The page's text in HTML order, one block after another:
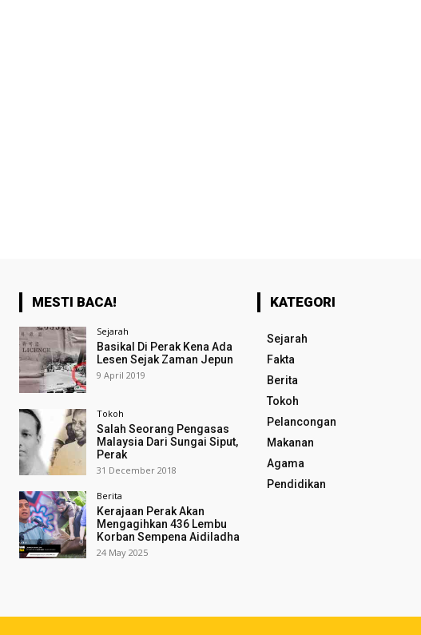
MESTI BACA!
Sejarah
Basikal Di Perak Kena Ada
Lesen Sejak Zaman Jepun
9 April 2019
Tokoh
Salah Seorang Pengasas
Malaysia Dari Sungai Siput,
Perak
31 December 2018
Berita
Kerajaan Perak Akan
Mengagihkan 436 Lembu
Korban Sempena Aidiladha
24 May 2025
KATEGORI
Sejarah
Fakta
Berita
Tokoh
Pelancongan
Makanan
Agama
Pendidikan